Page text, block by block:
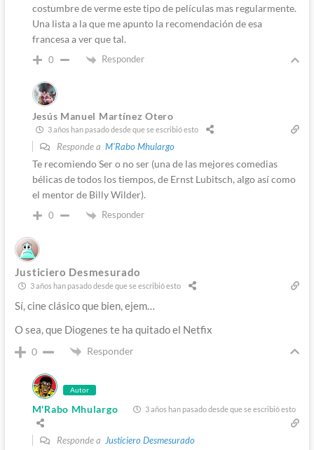
costumbre de verme este tipo de películas mas regularmente.
Una lista a la que me apunto la recomendación de esa
francesa a ver que tal.
0 Responder
Jesús Manuel Martínez Otero
3 años han pasado desde que se escribió esto
Responde a M'Rabo Mhulargo
Te recomiendo Ser o no ser (una de las mejores comedias
bélicas de todos los tiempos, de Ernst Lubitsch, algo así como
el mentor de Billy Wilder).
0 Responder
Justiciero Desmesurado
3 años han pasado desde que se escribió esto
Sí, cine clásico que bien, ejem…
O sea, que Diogenes te ha quitado el Netfix
0 Responder
Autor
M'Rabo Mhulargo 3 años han pasado desde que se escribió esto
Responde a Justiciero Desmesurado